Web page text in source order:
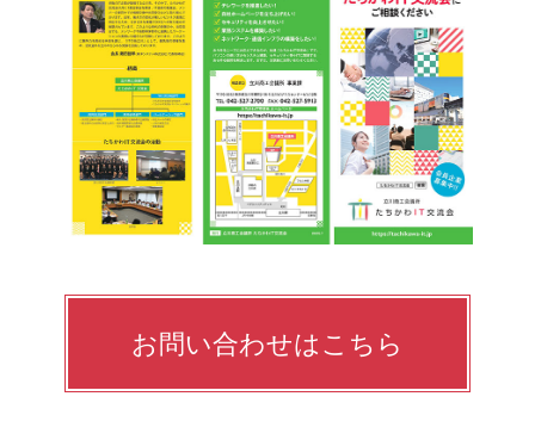
お問い合わせはこちら